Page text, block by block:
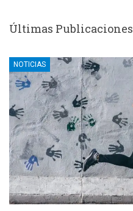
Últimas Publicaciones
NOTICIAS